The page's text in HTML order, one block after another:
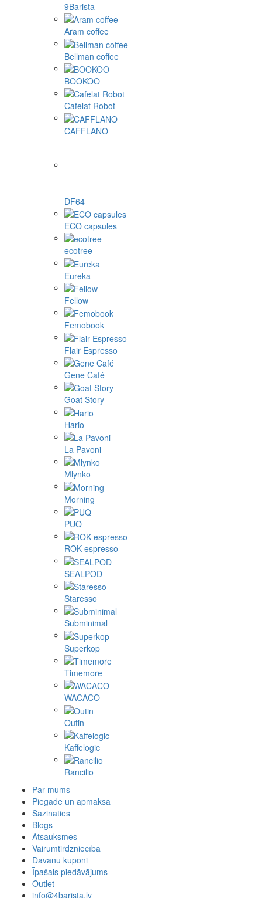
9Barista
Aram coffee
Bellman coffee
BOOKOO
Cafelat Robot
CAFFLANO
DF64
ECO capsules
ecotree
Eureka
Fellow
Femobook
Flair Espresso
Gene Café
Goat Story
Hario
La Pavoni
Mlynko
Morning
PUQ
ROK espresso
SEALPOD
Staresso
Subminimal
Superkop
Timemore
WACACO
Outin
Kaffelogic
Rancilio
Par mums
Piegāde un apmaksa
Sazināties
Blogs
Atsauksmes
Vairumtirdzniecība
Dāvanu kuponi
Īpašais piedāvājums
Outlet
info@4barista.lv